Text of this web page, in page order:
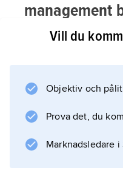
management
(engelska, av
eller delar av
stället för
Vill du
Objektiv och
Prova det, du
Marknadsledare i